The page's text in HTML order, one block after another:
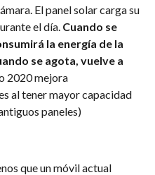
El panel solar carga su
el día. Cuando se
la energía de la
se agota, vuelve a
2020 mejora
al tener mayor capacidad
paneles)
que un móvil actual